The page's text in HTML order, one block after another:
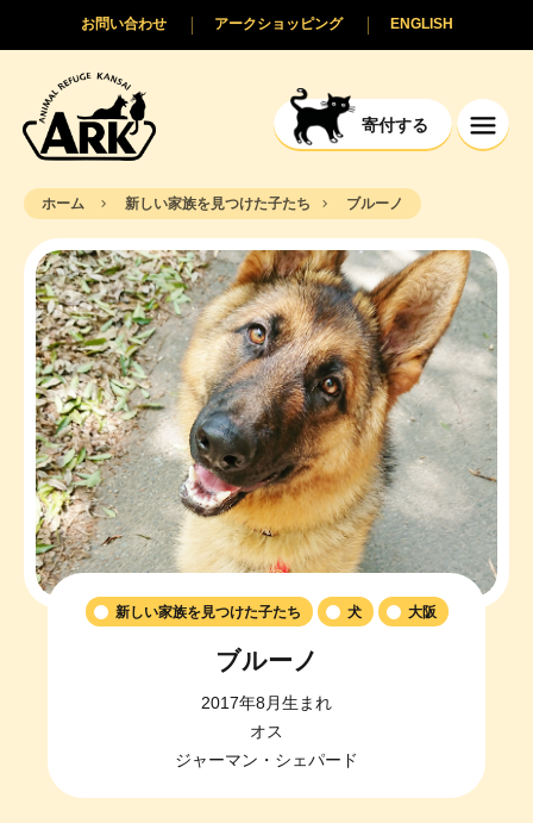
寄付する
ENGLISH
アークショッピング
お問い合わせ
ホーム 新しい家族を見つけた子たち ブルーノ
新しい家族を見つけた子たち 犬 大阪
ブルーノ
2017年8月生まれ
オス
ジャーマン・シェパード